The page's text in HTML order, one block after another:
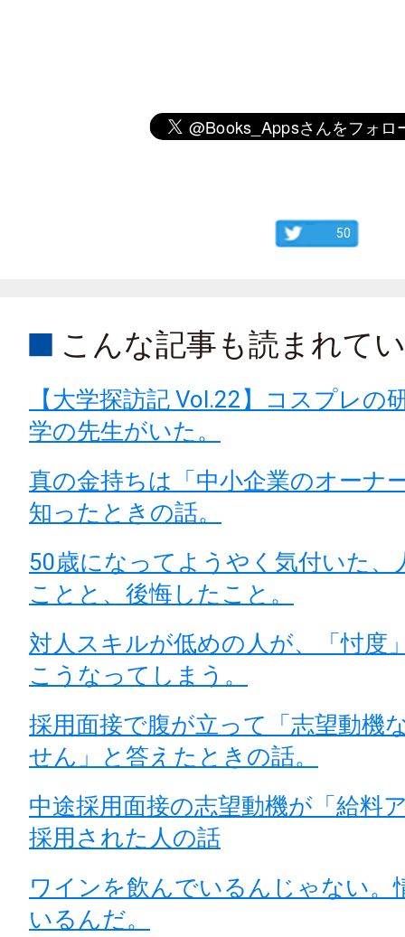
50
こんな記事も読まれて
【大学探訪記 Vol.22】コスプレの
学の先生がいた。
真の金持ちは「中小企業のオーナ
知ったときの話。
50歳になってようやく気付いた、
ことと、後悔したこと。
対人スキルが低めの人が、「忖度
こうなってしまう。
採用面接で腹が立って「志望動機
せん」と答えたときの話。
中途採用面接の志望動機が「給料
採用された人の話
ワインを飲んでいるんじゃない。
いるんだ。